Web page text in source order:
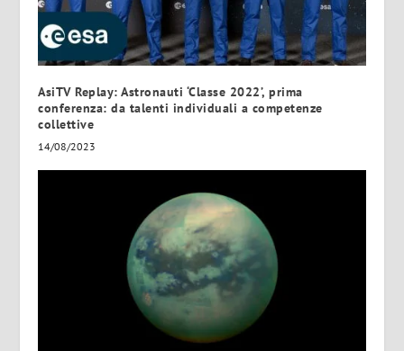
AsiTV Replay: Astronauti ‘Classe 2022’, prima
conferenza: da talenti individuali a competenze
collettive
14/08/2023